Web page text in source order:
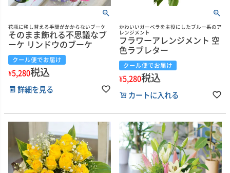
花瓶に移し替える手間がかからないブーケ
そのまま飾れる不思議なブ
ーケ リンドウのブーケ
クール便でお届け
¥5,280税込
詳細を見る
かわいいガーベラを主役にしたブルー系のア
レンジメント
フラワーアレンジメント 空
色ラブレター
クール便でお届け
¥5,280税込
カートに入れる